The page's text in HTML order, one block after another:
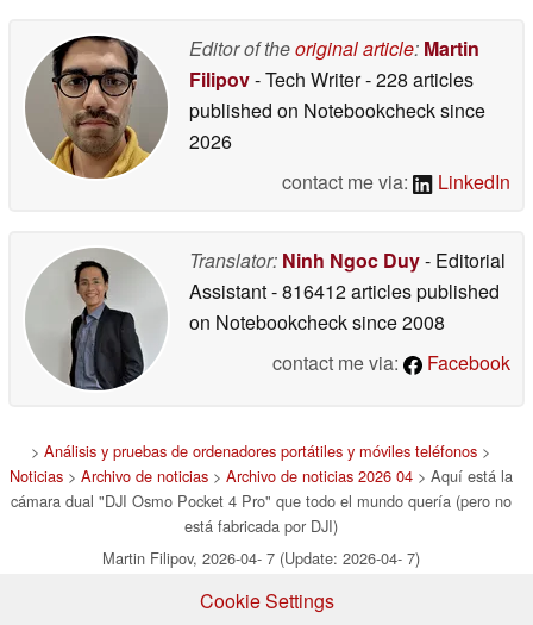
Editor of theoriginal article: Martin
Filipov- Tech Writer- 228 articles
published on Notebookchecksince
2026
contact me via:
LinkedIn
Translator: Ninh Ngoc Duy- Editorial
Assistant- 816412 articles published
on Notebookchecksince 2008
contact me via:
Facebook
> Análisis y pruebas de ordenadores portátiles y móviles teléfonos >
Noticias> Archivo de noticias> Archivo de noticias 2026 04> Aquí está la
cámara dual "DJI Osmo Pocket 4 Pro" que todo el mundo quería (pero no
está fabricada por DJI)
Martin Filipov, 2026-04- 7 (Update: 2026-04- 7)
Cookie Settings